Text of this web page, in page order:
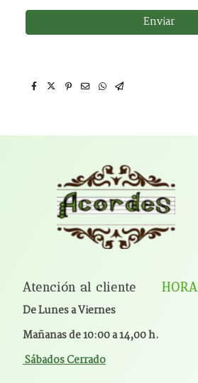
Enviar
Atención al cliente
De Lunes a Viernes
Mañanas de 10:00 a 14,00 h.
Sábados Cerrado